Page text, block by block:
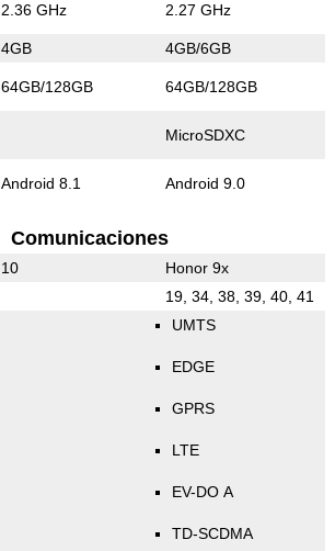
2.36 GHz 2.27 GHz
4GB 4GB/6GB
64GB/128GB 64GB/128GB
MicroSDXC
Android 8.1 Android 9.0
Comunicaciones
10 Honor 9x
19, 34, 38, 39, 40, 41
UMTS
EDGE
GPRS
LTE
EV-DO A
TD-SCDMA